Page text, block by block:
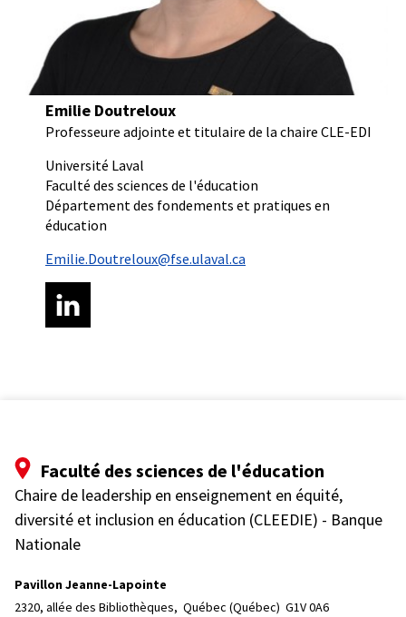
Emilie Doutreloux
Professeure adjointe et titulaire de la chaire CLE-EDI
Université Laval
Faculté des sciences de l'éducation
Département des fondements et pratiques en
éducation
Emilie.Doutreloux@fse.ulaval.ca
Faculté des sciences de l'éducation
Chaire de leadership en enseignement en équité,
diversité et inclusion en éducation (CLEEDIE) - Banque
Nationale
Pavillon Jeanne-Lapointe
2320, allée des Bibliothèques, Québec (Québec)  G1V 0A6